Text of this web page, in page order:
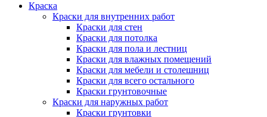
Краска
Краски для внутренних работ
Краски для стен
Краски для потолка
Краски для пола и лестниц
Краски для влажных помещений
Краски для мебели и столешниц
Краски для всего остального
Краски грунтовочные
Краски для наружных работ
Краски грунтовки